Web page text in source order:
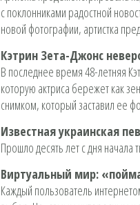
с поклонниками радостной
новой фотографии, артистка
Кэтрин Зета-Джонс
В последнее время 48-летняя
которую актриса бережет как
снимком, который заставил ее
Известная украинская
Прошло десять лет с дня
Виртуальный мир:
Каждый пользователь